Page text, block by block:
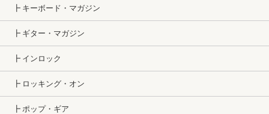
┣ キーボード・マガジン
┣ ギター・マガジン
┣ インロック
┣ ロッキング・オン
┣ ポップ・ギア